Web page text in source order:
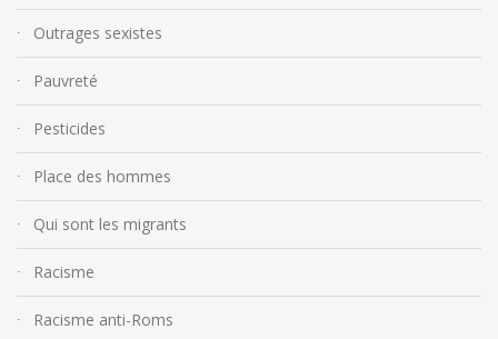
Outrages sexistes
Pauvreté
Pesticides
Place des hommes
Qui sont les migrants
Racisme
Racisme anti-Roms